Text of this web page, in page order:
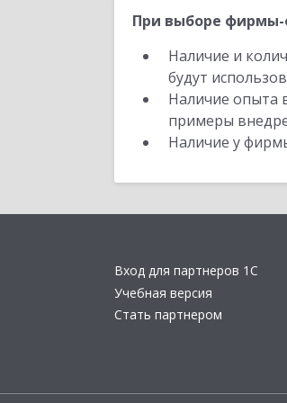
При выборе фирмы-
Наличие и
будут
Наличие опыта
примеры
Наличие у
Вход для партнеров 1С
Учебная версия
Стать партнером